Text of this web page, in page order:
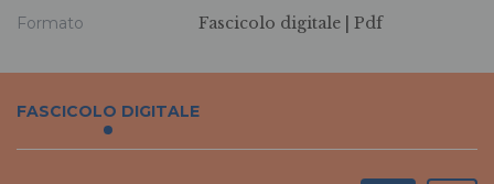
Formato
Fascicolo digitale | Pdf
FASCICOLO DIGITALE